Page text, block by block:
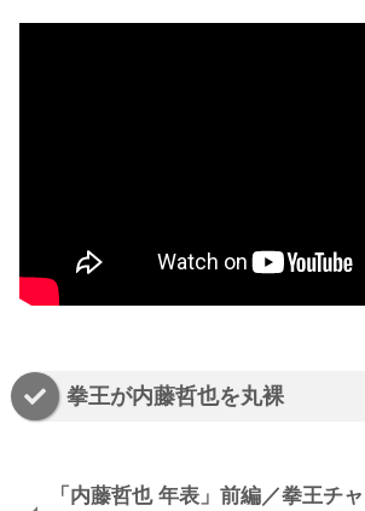
拳王が内藤哲也を丸裸
「内藤哲也 年表」前編／拳王チ